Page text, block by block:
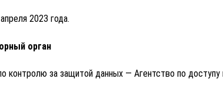
2023 года.
орган
контролю за защитой данных — Агентство по